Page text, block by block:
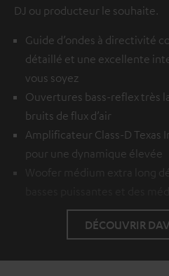
DJ ou producteur le souhaite.
Guide d’ondes à directivité
détaillé et une excellente
vous soyez
Ouvertures bass-reflex très
bruits de flux d’air
Amplificateur Class-D Texas
pour une dynamique élevée
Woofer médium extra long
DÉCOUVRIR